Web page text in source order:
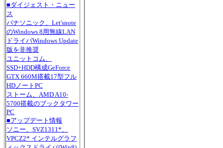
■ダイジェスト・ニュー
ス
パナソニック、Let'snote
のWindows 8用無線LAN
ドライバWindows Update
版を非推奨
ユニットコム、
SSD+HDD構成GeForce
GTX 660M搭載17型フル
HDノートPC
ストーム、AMD A10-
5700搭載のブックタワー
PC
■アップデート情報
ソニー、SVZ1311*、
VPCZ2* インテルグラフ